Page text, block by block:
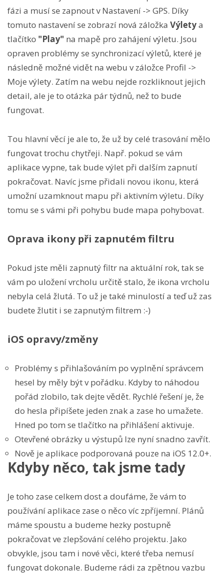
fázi a musí se zapnout v Nastavení -> GPS. Díky
tomuto nastavení se zobrazí nová záložka Výletya
tlačítko "Play" na mapě pro zahájení výletu. Jsou
opraven problémy se synchronizací výletů, které je
následně možné vidět na webu v záložce Profil ->
Moje výlety. Zatím na webu nejde rozkliknout jejich
detail, ale je to otázka pár týdnů, než to bude
fungovat.
Tou hlavní věcí je ale to, že už by celé trasování mělo
fungovat trochu chytřeji. Např. pokud se vám
aplikace vypne, tak bude výlet při dalším zapnutí
pokračovat. Navíc jsme přidali novou ikonu, která
umožní uzamknout mapu při aktivním výletu. Díky
tomu se s vámi při pohybu bude mapa pohybovat.
Oprava ikony při zapnutém filtru
Pokud jste měli zapnutý filtr na aktuální rok, tak se
vám po uložení vrcholu určitě stalo, že ikona vrcholu
nebyla celá žlutá. To už je také minulostí a teď už zas
budete žlutit i se zapnutým filtrem :-)
iOS opravy/změny
Problémy s přihlašováním po vyplnění správcem
hesel by měly být v pořádku. Kdyby to náhodou
pořád zlobilo, tak dejte vědět. Rychlé řešení je, že
do hesla připíšete jeden znak a zase ho umažete.
Hned po tom se tlačítko na přihlášení aktivuje.
Otevřené obrázky u výstupů lze nyní snadno zavřít.
Nově je aplikace podporovaná pouze na iOS 12.0+.
Kdyby něco, tak jsme tady
Je toho zase celkem dost a doufáme, že vám to
používání aplikace zase o něco víc zpříjemní. Plánů
máme spoustu a budeme hezky postupně
pokračovat ve zlepšování celého projektu. Jako
obvykle, jsou tam i nové věci, které třeba nemusí
fungovat dokonale. Budeme rádi za zpětnou vazbu